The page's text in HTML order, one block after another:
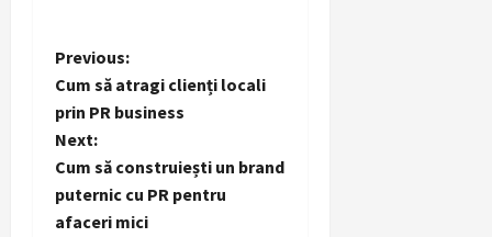
P
o
s
t
Previous:
Cum să atragi clienți locali
prin PR business
Next:
Cum să construiești un brand
puternic cu PR pentru
afaceri mici